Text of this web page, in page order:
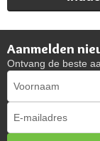
Aanmelden
Ontvang de beste